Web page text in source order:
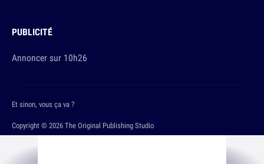
PUBLICITÉ
Annoncer sur 10h26
Copyright © 2026 The Original Publishing Studio
Et sinon, vous ça va ?